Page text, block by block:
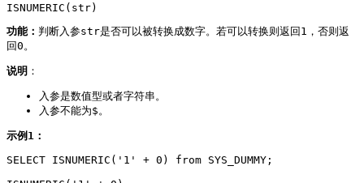
ISNUMERIC(str)
功能： 判断入参str是否可以被转换成数字。若可以转换则返回1，否则返
回0。
说明 ：
入参是数值型或者字符串。
入参不能为$。
示例1：
SELECT ISNUMERIC('1' + 0) from SYS_DUMMY;